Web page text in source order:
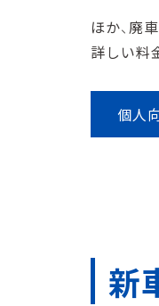
ほか、廃
詳しい料
個人
新